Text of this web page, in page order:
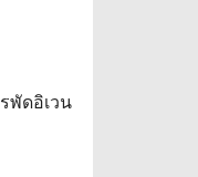
พัดอิเวน